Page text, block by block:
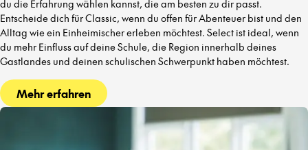
du die Erfahrung wählen kannst, die am besten zu dir passt.
Entscheide dich für Classic, wenn du offen für Abenteuer bist und den
Alltag wie ein Einheimischer erleben möchtest. Select ist ideal, wenn
du mehr Einfluss auf deine Schule, die Region innerhalb deines
Gastlandes und deinen schulischen Schwerpunkt haben möchtest.
Mehr erfahren